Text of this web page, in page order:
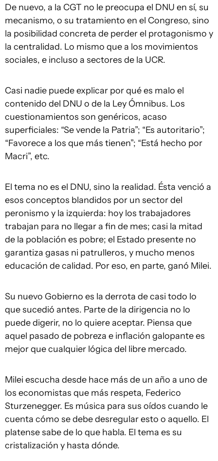
De nuevo, a la CGT no le preocupa el DNU en sí, su
mecanismo, o su tratamiento en el Congreso, sino
la posibilidad concreta de perder el protagonismo y
la centralidad. Lo mismo que a los movimientos
sociales, e incluso a sectores de la UCR.
Casi nadie puede explicar por qué es malo el
contenido del DNU o de la Ley Ómnibus. Los
cuestionamientos son genéricos, acaso
superficiales: “Se vende la Patria”; “Es autoritario”;
“Favorece a los que más tienen”; “Está hecho por
Macri”, etc.
El tema no es el DNU, sino la realidad. Ésta venció a
esos conceptos blandidos por un sector del
peronismo y la izquierda: hoy los trabajadores
trabajan para no llegar a fin de mes; casi la mitad
de la población es pobre; el Estado presente no
garantiza gasas ni patrulleros, y mucho menos
educación de calidad. Por eso, en parte, ganó Milei.
Su nuevo Gobierno es la derrota de casi todo lo
que sucedió antes. Parte de la dirigencia no lo
puede digerir, no lo quiere aceptar. Piensa que
aquel pasado de pobreza e inflación galopante es
mejor que cualquier lógica del libre mercado.
Milei escucha desde hace más de un año a uno de
los economistas que más respeta, Federico
Sturzenegger. Es música para sus oídos cuando le
cuenta cómo se debe desregular esto o aquello. El
platense sabe de lo que habla. El tema es su
cristalización y hasta dónde.